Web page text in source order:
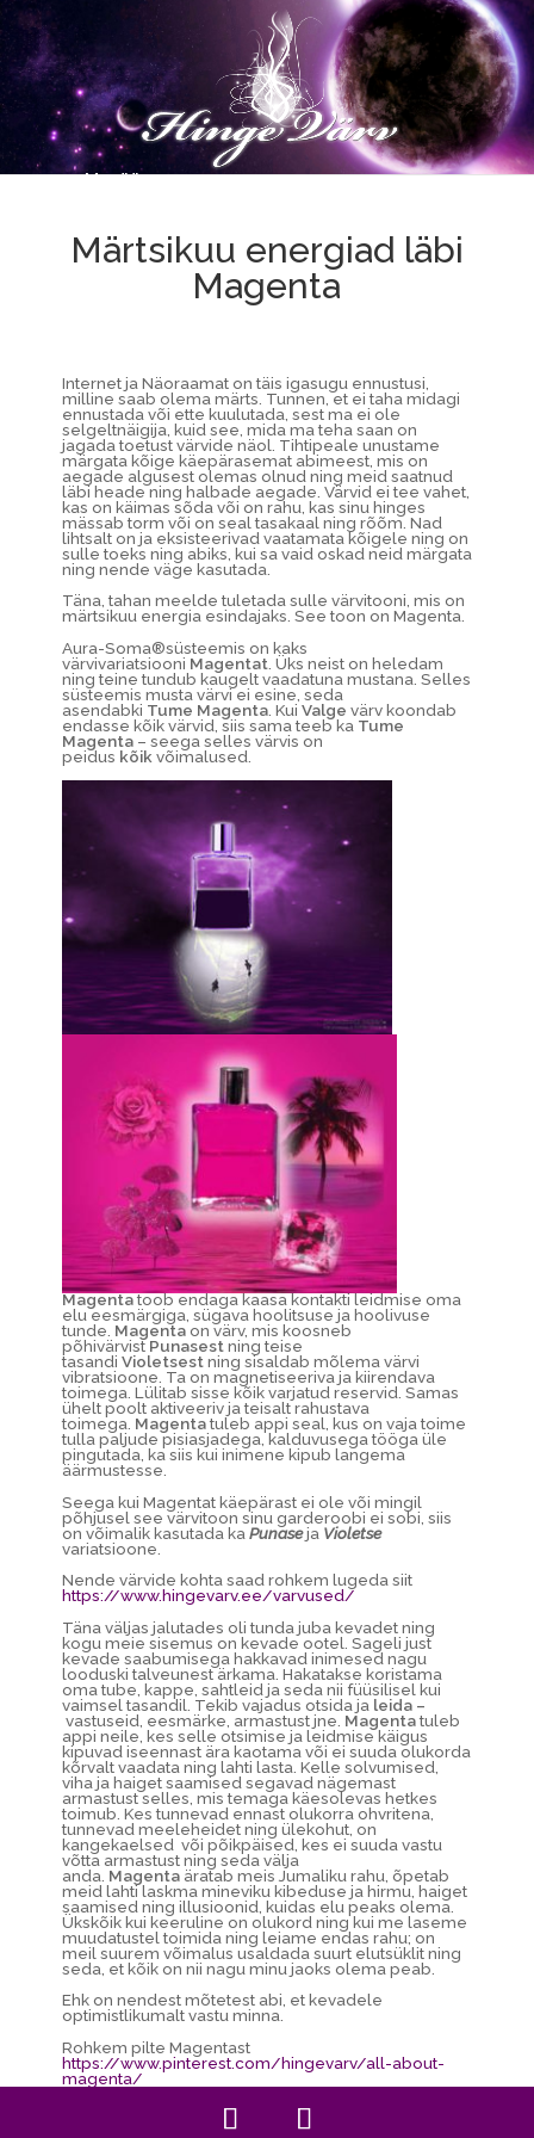
Märtsikuu energiad läbi
Magenta
Internet ja Näoraamat on täis igasugu ennustusi,
milline saab olema märts. Tunnen, et ei taha midagi
ennustada või ette kuulutada, sest ma ei ole
selgeltnäigija, kuid see, mida ma teha saan on
jagada toetust värvide näol. Tihtipeale unustame
märgata kõige käepärasemat abimeest, mis on
aegade algusest olemas olnud ning meid saatnud
läbi heade ning halbade aegade. Värvid ei tee vahet,
kas on käimas sõda või on rahu, kas sinu hinges
mässab torm või on seal tasakaal ning rõõm. Nad
lihtsalt on ja eksisteerivad vaatamata kõigele ning on
sulle toeks ning abiks, kui sa vaid oskad neid märgata
ning nende väge kasutada.
Täna, tahan meelde tuletada sulle värvitooni, mis on
märtsikuu energia esindajaks. See toon on Magenta.
Aura-Soma®süsteemis on kaks
värvivariatsiooni Magentat. Üks neist on heledam
ning teine tundub kaugelt vaadatuna mustana. Selles
süsteemis musta värvi ei esine, seda
asendabki Tume Magenta. Kui Valge värv koondab
endasse kõik värvid, siis sama teeb ka Tume
Magenta– seega selles värvis on
peidus kõik võimalused.
Magentatoob endaga kaasa kontakti leidmise oma
elu eesmärgiga, sügava hoolitsuse ja hoolivuse
tunde. Magentaon värv, mis koosneb
põhivärvistPunasestning teise
tasandi Violetsestning sisaldab mõlema värvi
vibratsioone. Ta on magnetiseeriva ja kiirendava
toimega. Lülitab sisse kõik varjatud reservid. Samas
ühelt poolt aktiveeriv ja teisalt rahustava
toimega. Magentatuleb appi seal, kus on vaja toime
tulla paljude pisiasjadega, kalduvusega tööga üle
pingutada, ka siis kui inimene kipub langema
äärmustesse.
Seega kui Magentat käepärast ei ole või mingil
põhjusel see värvitoon sinu garderoobi ei sobi, siis
on võimalik kasutada ka Punaseja Violetse
variatsioone.
Nende värvide kohta saad rohkem lugeda siit
https://www.hingevarv.ee/varvused/
Täna väljas jalutades oli tunda juba kevadet ning
kogu meie sisemus on kevade ootel. Sageli just
kevade saabumisega hakkavad inimesed nagu
looduski talveunest ärkama. Hakatakse koristama
oma tube, kappe, sahtleid ja seda nii füüsilisel kui
vaimsel tasandil. Tekib vajadus otsida ja leida –
vastuseid, eesmärke, armastust jne. Magentatuleb
appi neile, kes selle otsimise ja leidmise käigus
kipuvad iseennast ära kaotama või ei suuda olukorda
kõrvalt vaadata ning lahti lasta. Kelle solvumised,
viha ja haiget saamised segavad nägemast
armastust selles, mis temaga käesolevas hetkes
toimub. Kes tunnevad ennast olukorra ohvritena,
tunnevad meeleheidet ning ülekohut, on
kangekaelsed või põikpäised, kes ei suuda vastu
võtta armastust ning seda välja
anda. Magentaäratab meis Jumaliku rahu, õpetab
meid lahti laskma mineviku kibeduse ja hirmu, haiget
saamised ning illusioonid, kuidas elu peaks olema.
Ükskõik kui keeruline on olukord ning kui me laseme
muudatustel toimida ning leiame endas rahu; on
meil suurem võimalus usaldada suurt elutsüklit ning
seda, et kõik on nii nagu minu jaoks olema peab.
Ehk on nendest mõtetest abi, et kevadele
optimistlikumalt vastu minna.
Rohkem pilte Magentast
https://www.pinterest.com/hingevarv/all-about-
magenta/